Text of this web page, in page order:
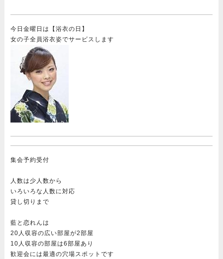
今日金曜日は【浴衣の日】
女の子全員浴衣姿でサービスします
集会予約受付
人数は少人数から
いろいろな人数に対応
貸し切りまで
藍と恋れんは
20人収容の広い部屋が2部屋
10人収容の部屋は6部屋あり
歓迎会には最適の穴場スポットです